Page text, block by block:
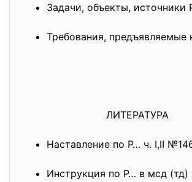
Задачи, объекты, источники
Требования, предъявляемые
ЛИТЕРАТУРА
Наставление по Р… ч. I,II
Инструкция по Р… в мсд